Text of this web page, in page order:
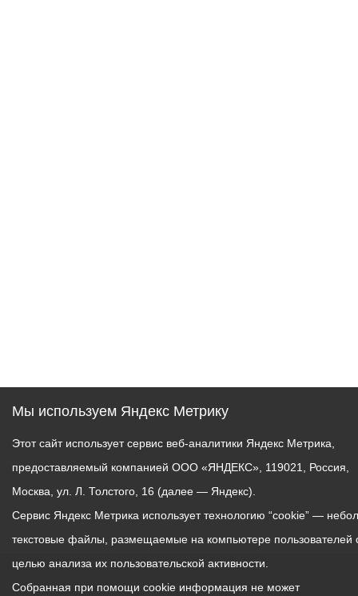
Мы используем Яндекс Метрику
Этот сайт использует сервис веб-аналитики Яндекс Метрика,
предоставляемый компанией ООО «ЯНДЕКС», 119021, Россия,
Москва, ул. Л. Толстого, 16 (далее — Яндекс).
Сервис Яндекс Метрика использует технологию “cookie” —
текстовые файлы, размещаемые на компьютере пользователей
целью анализа их пользовательской активности.
Собранная при помощи cookie информация не может